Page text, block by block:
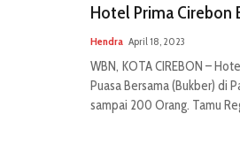
Hotel Prima Cirebon
Hendra April 18, 2023
WBN, KOTA CIREBON –
Puasa Bersama (Bukber) di
sampai 200 Orang. Tamu